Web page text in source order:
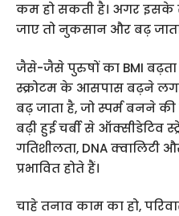
कम हो सकती है। अगर इसके
जाए तो नुकसान और बढ़
जैसे-जैसे पुरुषों का BMI
स्क्रोटम के आसपास बढ़ने
बढ़ जाता है, जो स्पर्म बनने की
बढ़ी हुई चर्बी से ऑक्सीडेटिव
गतिशीलता, DNA क्वालिटी
प्रभावित होते हैं।
चाहे तनाव काम का हो,